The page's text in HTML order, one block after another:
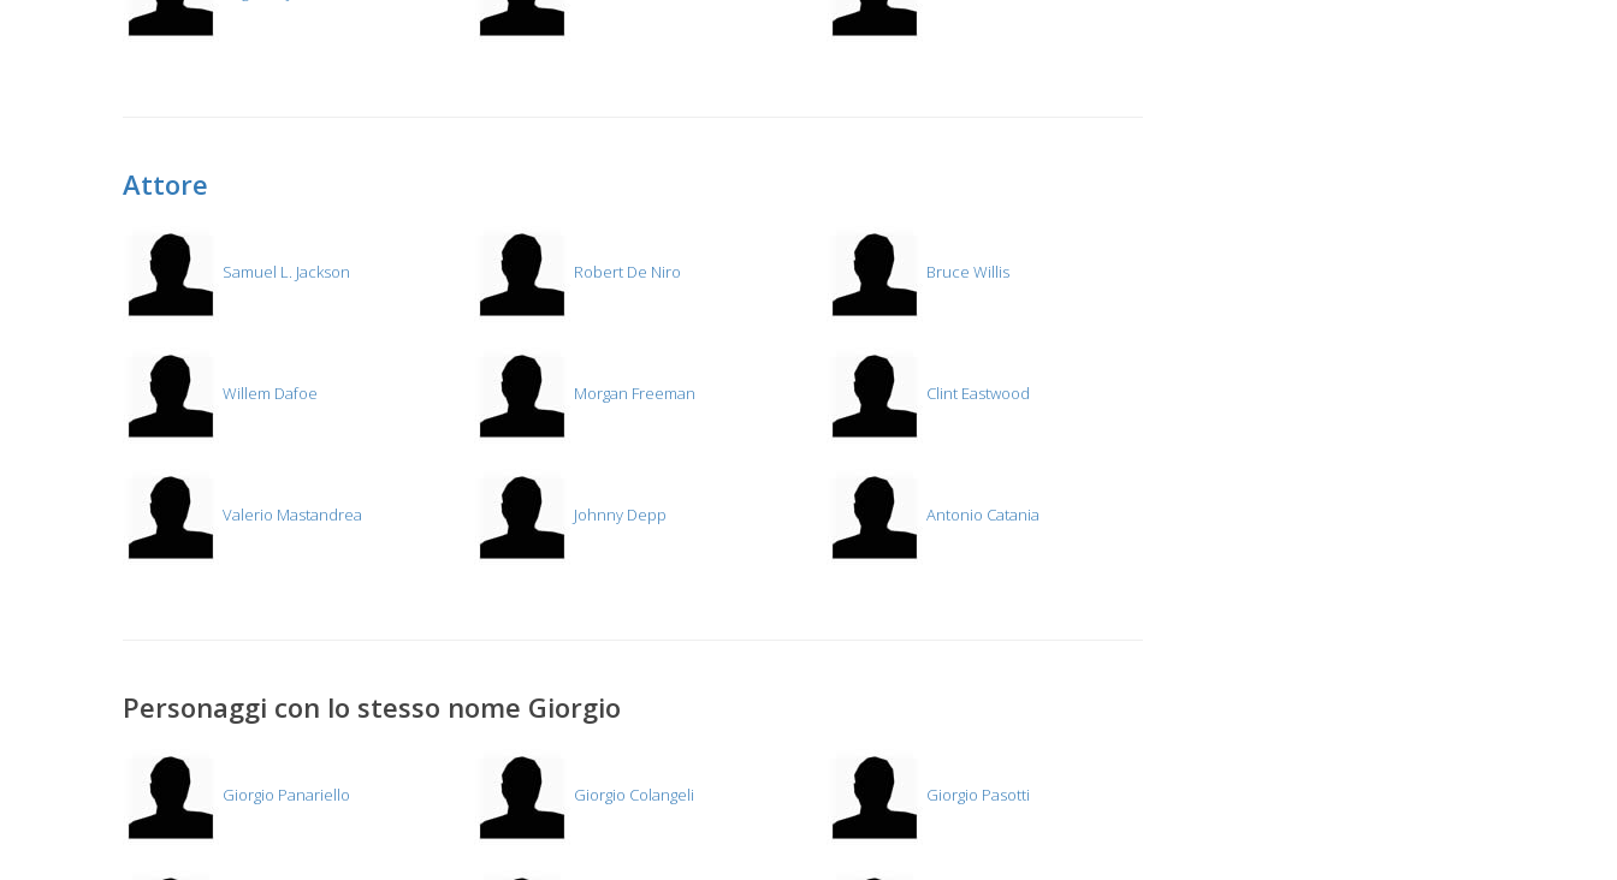
Attore
Samuel L. Jackson Robert De Niro Bruce Willis
Willem Dafoe Morgan Freeman Clint Eastwood
Valerio Mastandrea Johnny Depp Antonio Catania
Personaggi con lo stesso nome Giorgio
Giorgio Panariello Giorgio Colangeli Giorgio Pasotti